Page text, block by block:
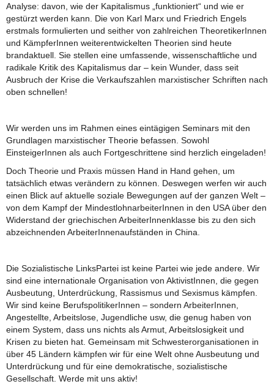
Analyse: davon, wie der Kapitalismus „funktioniert“ und wie er
gestürzt werden kann. Die von Karl Marx und Friedrich Engels
erstmals formulierten und seither von zahlreichen TheoretikerInnen
und KämpferInnen weiterentwickelten Theorien sind heute
brandaktuell. Sie stellen eine umfassende, wissenschaftliche und
radikale Kritik des Kapitalismus dar – kein Wunder, dass seit
Ausbruch der Krise die Verkaufszahlen marxistischer Schriften nach
oben schnellen!
Wir werden uns im Rahmen eines eintägigen Seminars mit den
Grundlagen marxistischer Theorie befassen. Sowohl
EinsteigerInnen als auch Fortgeschrittene sind herzlich eingeladen!
Doch Theorie und Praxis müssen Hand in Hand gehen, um
tatsächlich etwas verändern zu können. Deswegen werfen wir auch
einen Blick auf aktuelle soziale Bewegungen auf der ganzen Welt –
von dem Kampf der MindestlohnarbeiterInnen in den USA über den
Widerstand der griechischen ArbeiterInnenklasse bis zu den sich
abzeichnenden ArbeiterInnenaufständen in China.
Die Sozialistische LinksPartei ist keine Partei wie jede andere. Wir
sind eine internationale Organisation von AktivistInnen, die gegen
Ausbeutung, Unterdrückung, Rassismus und Sexismus kämpfen.
Wir sind keine BerufspolitikerInnen – sondern ArbeiterInnen,
Angestellte, Arbeitslose, Jugendliche usw, die genug haben von
einem System, dass uns nichts als Armut, Arbeitslosigkeit und
Krisen zu bieten hat. Gemeinsam mit Schwesterorganisationen in
über 45 Ländern kämpfen wir für eine Welt ohne Ausbeutung und
Unterdrückung und für eine demokratische, sozialistische
Gesellschaft. Werde mit uns aktiv!